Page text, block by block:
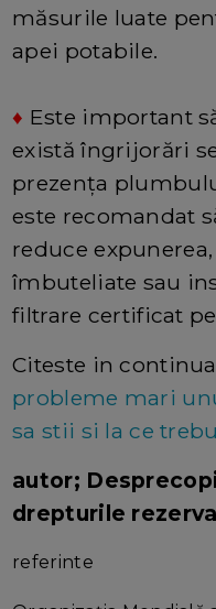
măsurile luate
apei potabile.
♦ Este important
există îngrijorări
prezența
este recomandat
reduce
îmbuteliate sau
filtrare certificat
Citeste in
probleme mari
sa stii si la ce
autor;
drepturile
referinte